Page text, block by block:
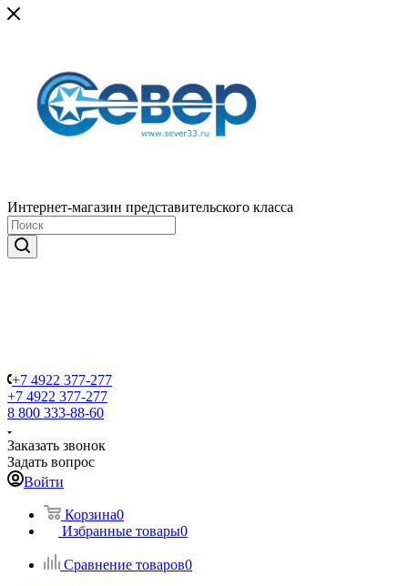
Интернет-магазин представительского класса
+7 4922 377-277
+7 4922 377-277
8 800 333-88-60
Заказать звонок
Задать вопрос
Войти
Корзина0
Избранные товары0
Сравнение товаров0